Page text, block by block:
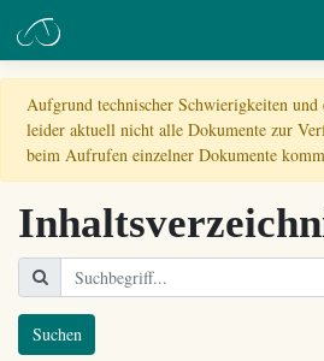
Aufgrund technischer Schwierigkeiten und
leider aktuell nicht alle Dokumente zur
beim Aufrufen einzelner Dokumente
Suchen